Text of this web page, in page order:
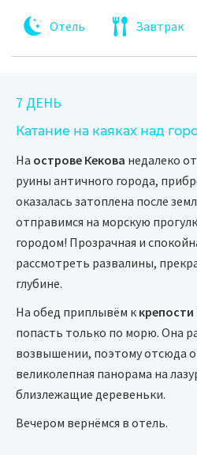
Отель Завтрак
7 ДЕНЬ
Катание на каяках над
На острове Кекова недалеко
руины античного города,
оказалась затоплена после
отправимся на морскую
городом! Прозрачная и
рассмотреть развалины,
глубине.
На обед приплывём к
попасть только по морю. Она
возвышении, поэтому отсюда
великолепная панорама на
близлежащие деревеньки.
Вечером вернёмся в отель.